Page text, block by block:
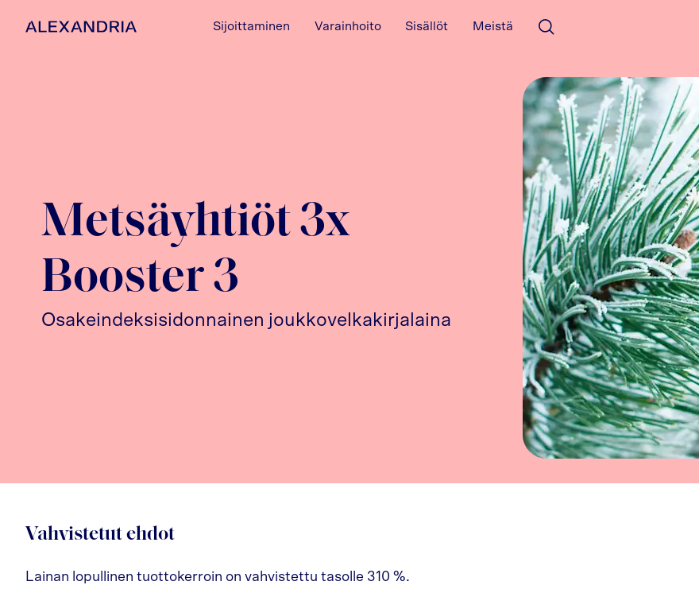
Etusivulle
Sijoittaminen Varainhoito Sisällöt Meistä
Avaa haku
Metsäyhtiöt 3x
Booster 3
Osakeindeksisidonnainen joukkovelkakirjalaina
Vahvistetut ehdot
Lainan lopullinen tuottokerroin on vahvistettu tasolle 310 %.